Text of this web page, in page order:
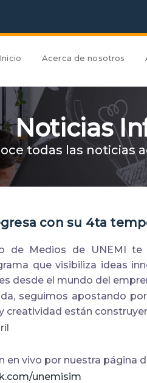
Inicio Acerca de nosotros
Noticias
todas las noticias
con su 4ta
de Medios de UNEMI
que visibiliza ideas
desde el mundo del
seguimos apostando
creatividad están
en vivo por nuestra
unemisim